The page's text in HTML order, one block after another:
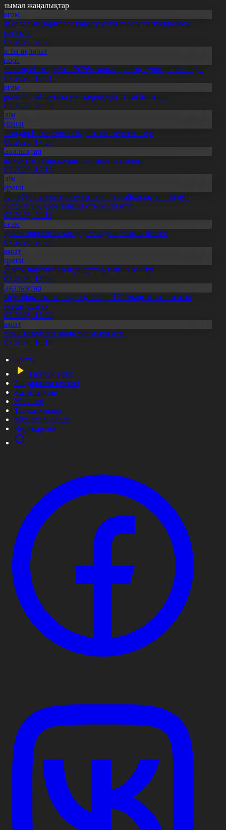
жаңалықтар
салалық дәрігерге қаралу үшін терапевт жолдамасы
емес
20:05
ақпарат
ойындары – 2026» халықаралық турнирі басталды
10:01
сайлауына үміткерлердің тізімі бекітілді
20:03
Қазақстан өсімдіктерін зерттеп жүр
17:30
теміржолшылар марапатталды
17:15
ұрпақтары» грантын тағайындау жөніндегі
қорытынды отырысы өтті
20:11
партиясы кандидаттардың тізімін бекітті
20:08
партиясы кандидаттар тізімін бекітті
17:00
облысының жүргізушілері 170 мыңнан астам жол
бұзған
17:02
теледебат жаңа форматта өтті
10:18
Басты
Тікелей эфир
Бағдарлама кестесі
Жаңалықтар
Жобалар
Телехикаялар
Мультсериалдар
Видеоархив